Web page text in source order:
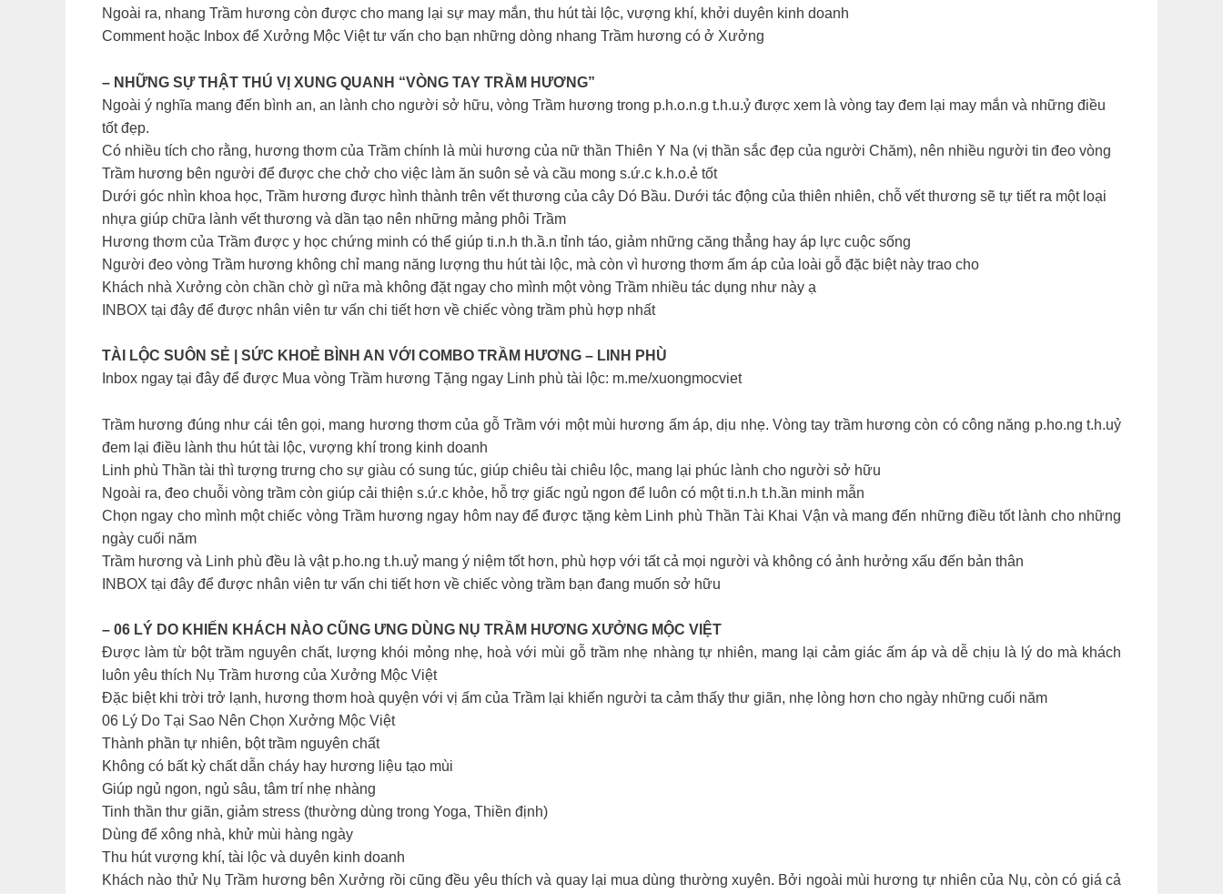
Ngoài ra, nhang Trầm hương còn được cho mang lại sự may mắn, thu hút tài lộc, vượng khí, khởi duyên kinh doanh
Comment hoặc Inbox để Xưởng Mộc Việt tư vấn cho bạn những dòng nhang Trầm hương có ở Xưởng
– NHỮNG SỰ THẬT THÚ VỊ XUNG QUANH “VÒNG TAY TRẦM HƯƠNG”
Ngoài ý nghĩa mang đến bình an, an lành cho người sở hữu, vòng Trầm hương trong p.h.o.n.g t.h.u.ỷ được xem là vòng tay đem lại may mắn và những điều
tốt đẹp.
Có nhiều tích cho rằng, hương thơm của Trầm chính là mùi hương của nữ thần Thiên Y Na (vị thần sắc đẹp của người Chăm), nên nhiều người tin đeo vòng
Trầm hương bên người để được che chở cho việc làm ăn suôn sẻ và cầu mong s.ứ.c k.h.o.ẻ tốt
Dưới góc nhìn khoa học, Trầm hương được hình thành trên vết thương của cây Dó Bầu. Dưới tác động của thiên nhiên, chỗ vết thương sẽ tự tiết ra một loại
nhựa giúp chữa lành vết thương và dần tạo nên những mảng phôi Trầm
Hương thơm của Trầm được y học chứng minh có thể giúp ti.n.h th.ầ.n tỉnh táo, giảm những căng thẳng hay áp lực cuộc sống
Người đeo vòng Trầm hương không chỉ mang năng lượng thu hút tài lộc, mà còn vì hương thơm ấm áp của loài gỗ đặc biệt này trao cho
Khách nhà Xưởng còn chần chờ gì nữa mà không đặt ngay cho mình một vòng Trầm nhiều tác dụng như này ạ
INBOX tại đây để được nhân viên tư vấn chi tiết hơn về chiếc vòng trầm phù hợp nhất
TÀI LỘC SUÔN SẺ | SỨC KHOẺ BÌNH AN VỚI COMBO TRẦM HƯƠNG – LINH PHÙ
Inbox ngay tại đây để được Mua vòng Trầm hương Tặng ngay Linh phù tài lộc: m.me/xuongmocviet
Trầm hương đúng như cái tên gọi, mang hương thơm của gỗ Trầm với một mùi hương ấm áp, dịu nhẹ. Vòng tay trầm hương còn có công năng p.ho.ng t.h.uỷ
đem lại điều lành thu hút tài lộc, vượng khí trong kinh doanh
Linh phù Thần tài thì tượng trưng cho sự giàu có sung túc, giúp chiêu tài chiêu lộc, mang lại phúc lành cho người sở hữu
Ngoài ra, đeo chuỗi vòng trầm còn giúp cải thiện s.ứ.c khỏe, hỗ trợ giấc ngủ ngon để luôn có một ti.n.h t.h.ần minh mẫn
Chọn ngay cho mình một chiếc vòng Trầm hương ngay hôm nay để được tặng kèm Linh phù Thần Tài Khai Vận và mang đến những điều tốt lành cho những
ngày cuối năm
Trầm hương và Linh phù đều là vật p.ho.ng t.h.uỷ mang ý niệm tốt hơn, phù hợp với tất cả mọi người và không có ảnh hưởng xấu đến bản thân
INBOX tại đây để được nhân viên tư vấn chi tiết hơn về chiếc vòng trầm bạn đang muốn sở hữu
– 06 LÝ DO KHIẾN KHÁCH NÀO CŨNG ƯNG DÙNG NỤ TRẦM HƯƠNG XƯỞNG MỘC VIỆT
Được làm từ bột trầm nguyên chất, lượng khói mỏng nhẹ, hoà với mùi gỗ trầm nhẹ nhàng tự nhiên, mang lại cảm giác ấm áp và dễ chịu là lý do mà khách
luôn yêu thích Nụ Trầm hương của Xưởng Mộc Việt
Đặc biệt khi trời trở lạnh, hương thơm hoà quyện với vị ấm của Trầm lại khiến người ta cảm thấy thư giãn, nhẹ lòng hơn cho ngày những cuối năm
06 Lý Do Tại Sao Nên Chọn Xưởng Mộc Việt
Thành phần tự nhiên, bột trầm nguyên chất
Không có bất kỳ chất dẫn cháy hay hương liệu tạo mùi
Giúp ngủ ngon, ngủ sâu, tâm trí nhẹ nhàng
Tinh thần thư giãn, giảm stress (thường dùng trong Yoga, Thiền định)
Dùng để xông nhà, khử mùi hàng ngày
Thu hút vượng khí, tài lộc và duyên kinh doanh
Khách nào thử Nụ Trầm hương bên Xưởng rồi cũng đều yêu thích và quay lại mua dùng thường xuyên. Bởi ngoài mùi hương tự nhiên của Nụ, còn có giá cả